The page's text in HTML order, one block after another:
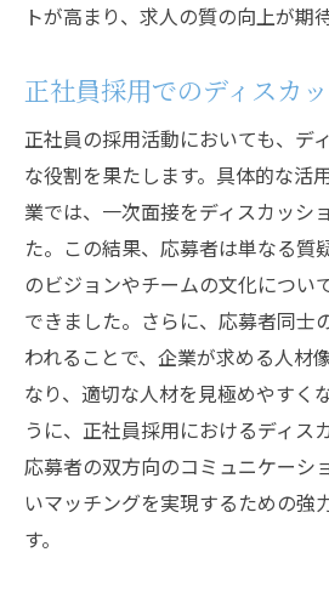
トが高まり、求人の質の向上が期
正社員採用でのディスカ
正社員の採用活動においても、デ
な役割を果たします。具体的な活
業では、一次面接をディスカッシ
た。この結果、応募者は単なる質
のビジョンやチームの文化につい
できました。さらに、応募者同士
われることで、企業が求める人材
なり、適切な人材を見極めやすく
うに、正社員採用におけるディス
応募者の双方向のコミュニケーシ
いマッチングを実現するための強
す。